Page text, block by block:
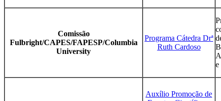
Comissão
Fulbright/CAPES/FAPESP/Columbia
University
Programa Cátedra Drª
Ruth Cardoso
e
Auxílio Promoção de